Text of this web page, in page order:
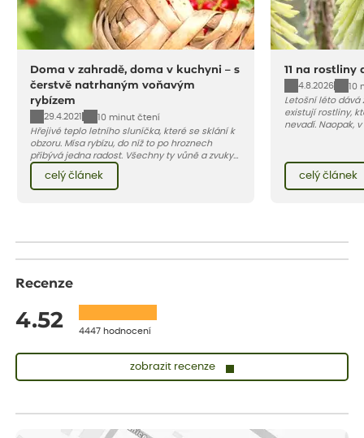
Doma v zahradě, doma v kuchyni – s
čerstvě natrhaným voňavým
rybízem
29.4.2021
10 minut čtení
Hřejivé teplo letního sluníčka, které se sklání k
obzoru. Mísa rybízu, do níž to po hroznech
přibývá jedna radost. Všechny ty vůně a zvuky
vnese neuvěřitelný klid a radost. A taky trochu
bezstarostnosti dětství při mlsání babiččina
celý článek
11 na rostliny
4.8.2026
10
Letošní léto dává
existují rostliny,
nevadí. Naopak,
horké a suché
Pojďme se
celý článek
Recenze
4.52 4447 hodnocení
zobrazit recenze